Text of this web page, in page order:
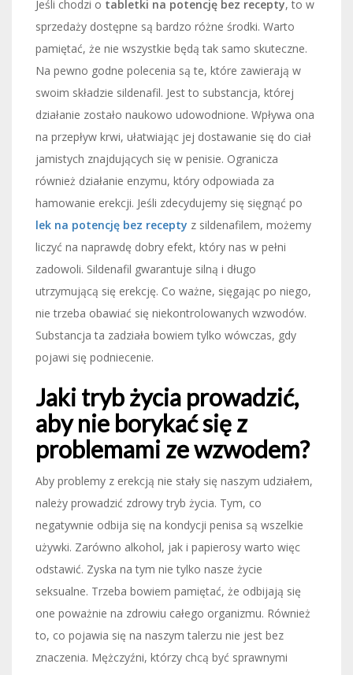
Jeśli chodzi o tabletki na potencję bez recepty, to w
sprzedaży dostępne są bardzo różne środki. Warto
pamiętać, że nie wszystkie będą tak samo skuteczne.
Na pewno godne polecenia są te, które zawierają w
swoim składzie sildenafil. Jest to substancja, której
działanie zostało naukowo udowodnione. Wpływa ona
na przepływ krwi, ułatwiając jej dostawanie się do ciał
jamistych znajdujących się w penisie. Ogranicza
również działanie enzymu, który odpowiada za
hamowanie erekcji. Jeśli zdecydujemy się sięgnąć po
lek na potencję bez recepty z sildenafilem, możemy
liczyć na naprawdę dobry efekt, który nas w pełni
zadowoli. Sildenafil gwarantuje silną i długo
utrzymującą się erekcję. Co ważne, sięgając po niego,
nie trzeba obawiać się niekontrolowanych wzwodów.
Substancja ta zadziała bowiem tylko wówczas, gdy
pojawi się podniecenie.
Jaki tryb życia prowadzić,
aby nie borykać się z
problemami ze wzwodem?
Aby problemy z erekcją nie stały się naszym udziałem,
należy prowadzić zdrowy tryb życia. Tym, co
negatywnie odbija się na kondycji penisa są wszelkie
używki. Zarówno alkohol, jak i papierosy warto więc
odstawić. Zyska na tym nie tylko nasze życie
seksualne. Trzeba bowiem pamiętać, że odbijają się
one poważnie na zdrowiu całego organizmu. Również
to, co pojawia się na naszym talerzu nie jest bez
znaczenia. Mężczyźni, którzy chcą być sprawnymi